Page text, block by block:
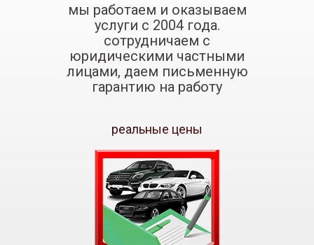
мы работаем и оказываем
услуги с 2004 года.
сотрудничаем с
юридическими частными
лицами, даем письменную
гарантию на работу
реальные цены